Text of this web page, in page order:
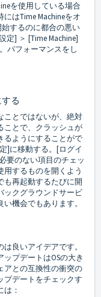
を使用している場合
はTime Machineをオ
するのに都合の悪い
定] ＞ [Time Machine]
パフォーマンスをし
る
ことではないが、絶対
ことで、クラッシュが
るようにすることがで
]に移動する。[ログイ
要のない項目のチェッ
用するものを開くよう
も再起動するたびに開
ックグラウンドサービ
機会でもあります。
良いアイデアです。
プデートはOSの大き
アとの互換性の衝突の
プデートをチェックす
：